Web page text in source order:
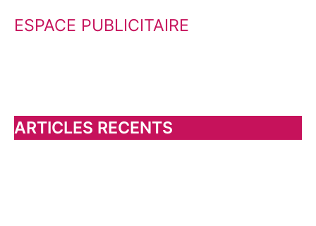
c
h
e
ESPACE PUBLICITAIRE
ARTICLES RECENTS